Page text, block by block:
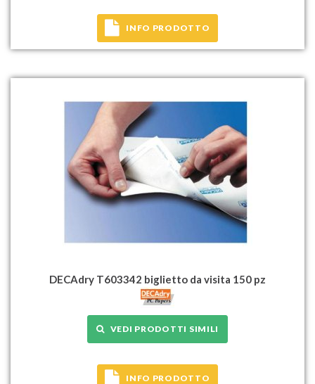
INFO PRODOTTO
DECAdry T603342 biglietto da visita 150 pz
VEDI PRODOTTI SIMILI
INFO PRODOTTO